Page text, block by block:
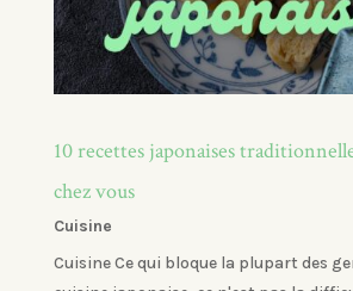
10 recettes japonaises
chez vous
Cuisine
Cuisine Ce qui bloque la plupart des